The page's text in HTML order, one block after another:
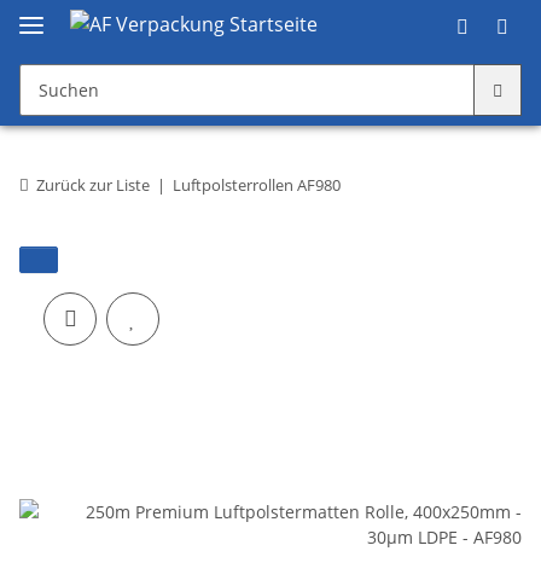
Zurück zur Liste Luftpolsterrollen AF980